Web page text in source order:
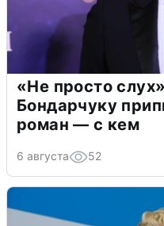
«Не просто
Бондарчуку
роман — с кем
6 августа 52